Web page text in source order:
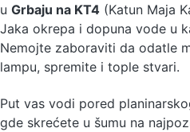
u Grbaju na KT4 (Katun Maja
Jaka okrepa i dopuna vode u
Nemojte zaboraviti da odatle
lampu, spremite i tople stvari.
Put vas vodi pored
gde skrećete u šumu na